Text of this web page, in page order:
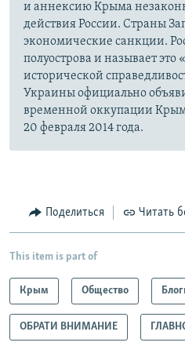
и аннексию Крыма
действия России. Страны
экономические санкции.
полуострова и называет это
исторической
Украины официально
временной оккупации
20 февраля 2014 года.
Поделиться Читать
This item is part of
Крым Общество
ОБРАТИ ВНИМАНИЕ